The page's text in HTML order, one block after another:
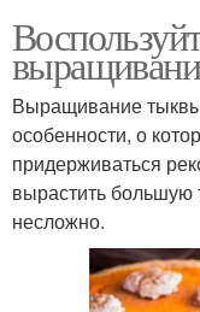
Выращивание тыквы
особенности, о
придерживаться
вырастить большую
несложно.